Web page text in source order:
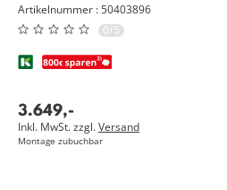
Artikelnummer : 50403896
0/5
3.649,-
Inkl. MwSt. zzgl.Versand
Montage zubuchbar